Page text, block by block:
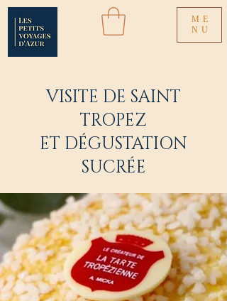
ME
NU
VISITE DE SAINT
TROPEZ
ET DÉGUSTATION
SUCRÉE